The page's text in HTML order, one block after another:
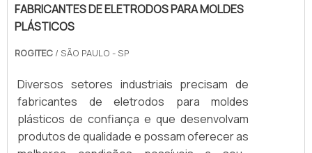
FABRICANTES DE ELETRODOS PARA MOLDES
PLÁSTICOS
ROGITEC / SÃO PAULO - SP
Diversos setores industriais precisam de
fabricantes de eletrodos para moldes
plásticos de confiança e que desenvolvam
produtos de qualidade e possam oferecer as